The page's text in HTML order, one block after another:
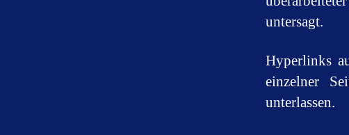
untersagt.
Hyperlinks
einzelner
unterlassen.